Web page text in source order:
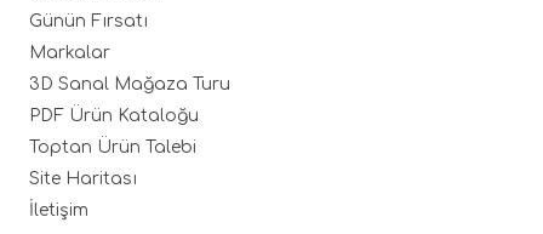
Günün Fırsatı
Markalar
3D Sanal Mağaza Turu
PDF Ürün Kataloğu
Toptan Ürün Talebi
Site Haritası
İletişim